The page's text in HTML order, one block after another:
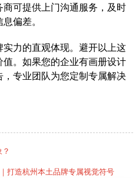
可提供上门沟通服务，及时
偏差。
力的直观体现。避开以上这
。如果您的企业有画册设计
专业团队为您定制专属解决
打造杭州本土品牌专属视觉符号